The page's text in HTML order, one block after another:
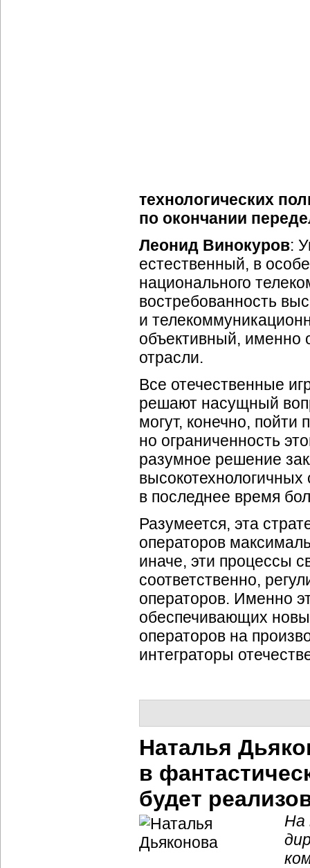
технологических
по окончании
Леонид Винокуров:
естественный, в
национального
востребованность
и
объективный, именно
отрасли.
Все отечественные
решают насущный
могут, конечно, пойти
но ограниченность
разумное решение
в последнее время
Разумеется, эта
операторов
иначе, эти процессы
соответственно,
операторов. Именно
обеспечивающих
операторов на
интеграторы
Наталья
в
будет
На